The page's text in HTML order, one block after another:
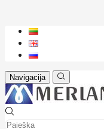
Navigacija